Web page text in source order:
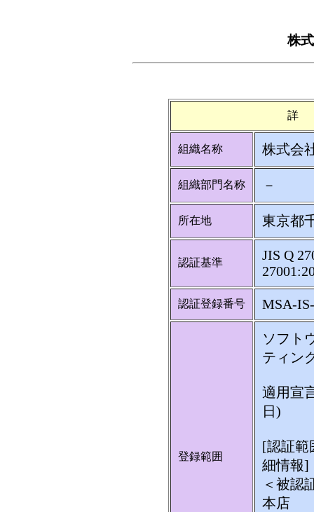
株
詳
組織名称 株式会
組織部門名称 －
所在地 東京都
認証基準
JIS Q
認証登録番号 MSA-
登録範囲
ソフト
ティン
適用宣
日)
[認証範
細情報]
＜被認
本店